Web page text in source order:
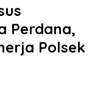
Perdana,
Polsek